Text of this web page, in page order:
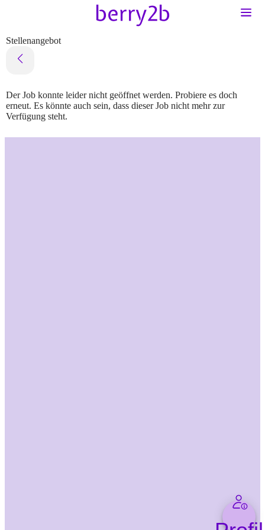
Stellenangebot
Der Job konnte leider nicht geöffnet werden. Probiere es doch
erneut. Es könnte auch sein, dass dieser Job nicht mehr zur
Verfügung steht.